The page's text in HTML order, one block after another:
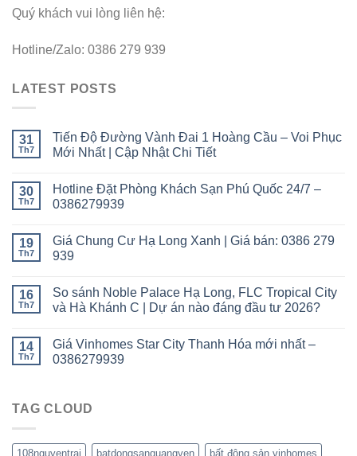
Quý khách vui lòng liên hệ:
Hotline/Zalo: 0386 279 939
LATEST POSTS
31
Th7
Tiến Độ Đường Vành Đai 1 Hoàng Cầu – Voi Phục
Mới Nhất | Cập Nhật Chi Tiết
30
Th7
Hotline Đặt Phòng Khách Sạn Phú Quốc 24/7 –
0386279939
19
Th7
Giá Chung Cư Hạ Long Xanh | Giá bán: 0386 279
939
16
Th7
So sánh Noble Palace Hạ Long, FLC Tropical City
và Hà Khánh C | Dự án nào đáng đầu tư 2026?
14
Th7
Giá Vinhomes Star City Thanh Hóa mới nhất –
0386279939
TAG CLOUD
108nguyentrai batdongsanquangyen bất động sản vinhomes